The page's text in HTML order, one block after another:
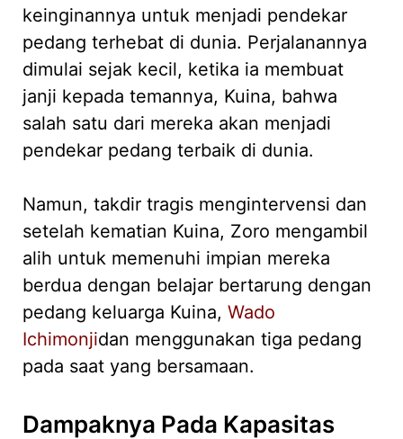
keinginannya untuk menjadi pendekar
pedang terhebat di dunia. Perjalanannya
dimulai sejak kecil, ketika ia membuat
janji kepada temannya, Kuina, bahwa
salah satu dari mereka akan menjadi
pendekar pedang terbaik di dunia.
Namun, takdir tragis mengintervensi dan
setelah kematian Kuina, Zoro mengambil
alih untuk memenuhi impian mereka
berdua dengan belajar bertarung dengan
pedang keluarga Kuina, Wado
Ichimonjidan menggunakan tiga pedang
pada saat yang bersamaan.
Dampaknya Pada Kapasitas